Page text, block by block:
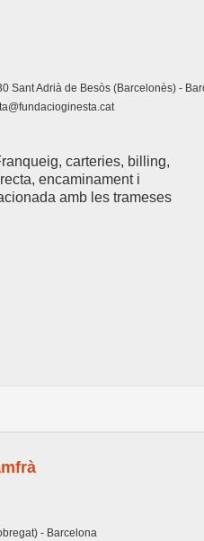
Sant Adrià de Besòs (Barcelonès) -
carteries, billing,
encaminament i
amb les trameses
- Barcelona